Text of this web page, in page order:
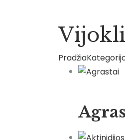
Pradžia